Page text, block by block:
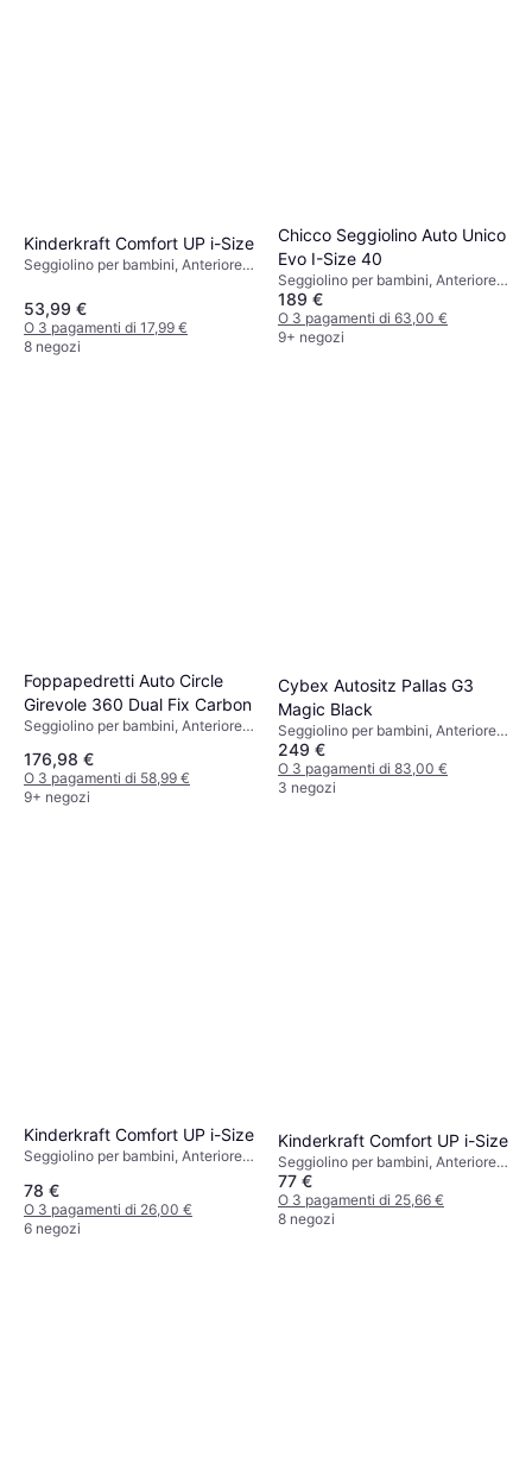
Kinderkraft Comfort UP i-Size
Seggiolino per bambini, Anteriore,
Riduttore per seggiolino neonato
incluso, Poggiatesta regolabile
53,99 €
O 3 pagamenti di 17,99 €
8 negozi
Chicco Seggiolino Auto Unico
Evo I-Size 40
Seggiolino per bambini, Anteriore,
Rivestimento lavabile
189 €
O 3 pagamenti di 63,00 €
9+ negozi
Foppapedretti Auto Circle
Girevole 360 Dual Fix Carbon
Seggiolino per bambini, Anteriore,
lavabile, Riduttore per seggiolino
neonato incluso, Poggiatesta
regolabile
176,98 €
O 3 pagamenti di 58,99 €
9+ negozi
Cybex Autositz Pallas G3
Magic Black
Seggiolino per bambini, Anteriore,
i-Size
249 €
O 3 pagamenti di 83,00 €
3 negozi
Kinderkraft Comfort UP i-Size
Seggiolino per bambini, Anteriore,
neonato incluso, Rivestimento
lavabile, Poggiatesta regolabile
78 €
O 3 pagamenti di 26,00 €
6 negozi
Kinderkraft Comfort UP i-Size
Seggiolino per bambini, Anteriore,
i-Size, Rivestimento lavabile,
Riduttore per seggiolino neonato
incluso, Poggiatesta regolabile
77 €
O 3 pagamenti di 25,66 €
8 negozi